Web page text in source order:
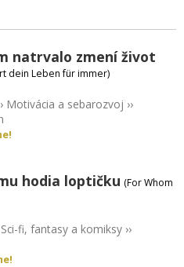
natrvalo zmení život
dein Leben für immer)
Motivácia a sebarozvoj ››
hodia loptičku (For Whom
Sci-fi, fantasy a komiksy ››